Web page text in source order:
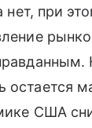
при
США